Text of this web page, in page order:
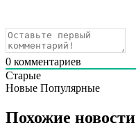
0 комментариев
Старые
Новые Популярные
Похожие новости